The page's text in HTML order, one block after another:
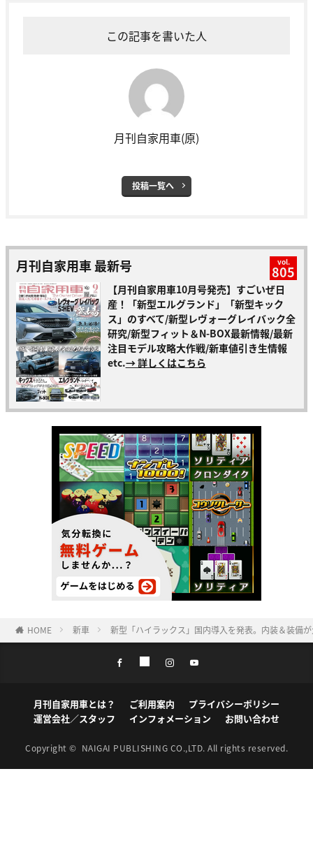
この記事を書いた人
月刊自家用車(原)
投稿一覧へ
月刊自家用車 最新号 vol.
805
【月刊自家用車10月号発売】すごいぜ日
産！「新型エルグランド」「新型キック
ス」のすべて/新型レヴォーグレイバック全
研究/新型フィット＆N-BOX最新情報/最新
注目モデル攻略大作戦/新車値引き生情報
etc.→ 詳しくはこちら
HOME 新車 新型「ハイラックス」国内導入を発表。内装＆装備
月刊自家用車とは？ ご利用案内
プライバシーポリシー
運営会社／スタッフ
インフォメーション お問い合わせ
Copyright © NAIGAI PUBLISHING CO.,LTD. All rights reserved.